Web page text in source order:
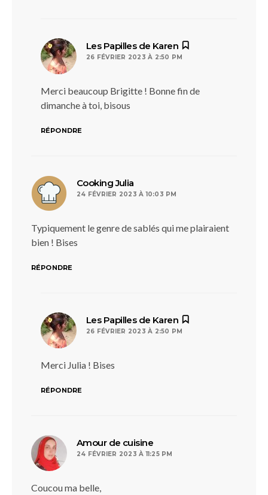
Les Papilles de Karen
26 FÉVRIER 2023 À 2:50 PM
Merci beaucoup Brigitte ! Bonne fin de
dimanche à toi, bisous
RÉPONDRE
Cooking Julia
24 FÉVRIER 2023 À 10:03 PM
Typiquement le genre de sablés qui me plairaient
bien ! Bises
RÉPONDRE
Les Papilles de Karen
26 FÉVRIER 2023 À 2:50 PM
Merci Julia ! Bises
RÉPONDRE
Amour de cuisine
24 FÉVRIER 2023 À 11:25 PM
Coucou ma belle,